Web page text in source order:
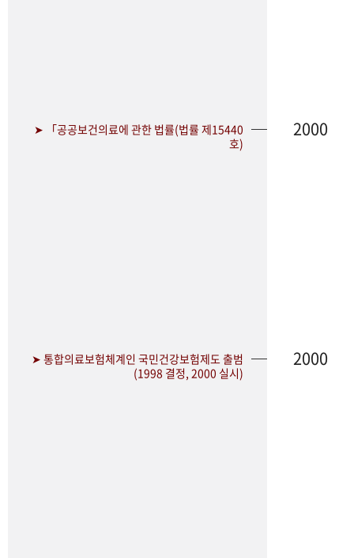
➤ 「공공보건의료에 관한 법률(법률 제15440
호)
2000
➤ 통합의료보험체계인 국민건강보험제도 출범
(1998 결정, 2000 실시)
2000